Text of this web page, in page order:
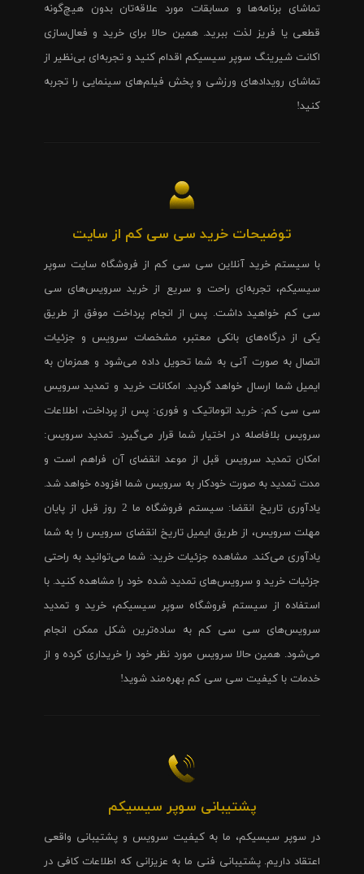
تماشای برنامه‌ها و مسابقات مورد علاقه‌تان بدون هیچ‌گونه
قطعی یا فریز لذت ببرید. همین حالا برای خرید و فعال‌سازی
اکانت شیرینگ سوپر سیسیکم اقدام کنید و تجربه‌ای بی‌نظیر از
تماشای رویدادهای ورزشی و پخش فیلم‌های سینمایی را تجربه
کنید!
توضیحات خرید سی سی کم از سایت
با سیستم خرید آنلاین سی سی کم از فروشگاه سایت سوپر
سیسیکم، تجربه‌ای راحت و سریع از خرید سرویس‌های سی
سی کم خواهید داشت. پس از انجام پرداخت موفق از طریق
یکی از درگاه‌های بانکی معتبر، مشخصات سرویس و جزئیات
اتصال به صورت آنی به شما تحویل داده می‌شود و همزمان به
ایمیل شما ارسال خواهد گردید. امکانات خرید و تمدید سرویس
سی سی کم: خرید اتوماتیک و فوری: پس از پرداخت، اطلاعات
سرویس بلافاصله در اختیار شما قرار می‌گیرد. تمدید سرویس:
امکان تمدید سرویس قبل از موعد انقضای آن فراهم است و
مدت تمدید به صورت خودکار به سرویس شما افزوده خواهد شد.
یادآوری تاریخ انقضا: سیستم فروشگاه ما 2 روز قبل از پایان
مهلت سرویس، از طریق ایمیل تاریخ انقضای سرویس را به شما
یادآوری می‌کند. مشاهده جزئیات خرید: شما می‌توانید به راحتی
جزئیات خرید و سرویس‌های تمدید شده خود را مشاهده کنید. با
استفاده از سیستم فروشگاه سوپر سیسیکم، خرید و تمدید
سرویس‌های سی سی کم به ساده‌ترین شکل ممکن انجام
می‌شود. همین حالا سرویس مورد نظر خود را خریداری کرده و از
خدمات با کیفیت سی سی کم بهره‌مند شوید!
پشتیبانی سوپر سیسیکم
در سوپر سیسیکم، ما به کیفیت سرویس و پشتیبانی واقعی
اعتقاد داریم. پشتیبانی فنی ما به عزیزانی که اطلاعات کافی در